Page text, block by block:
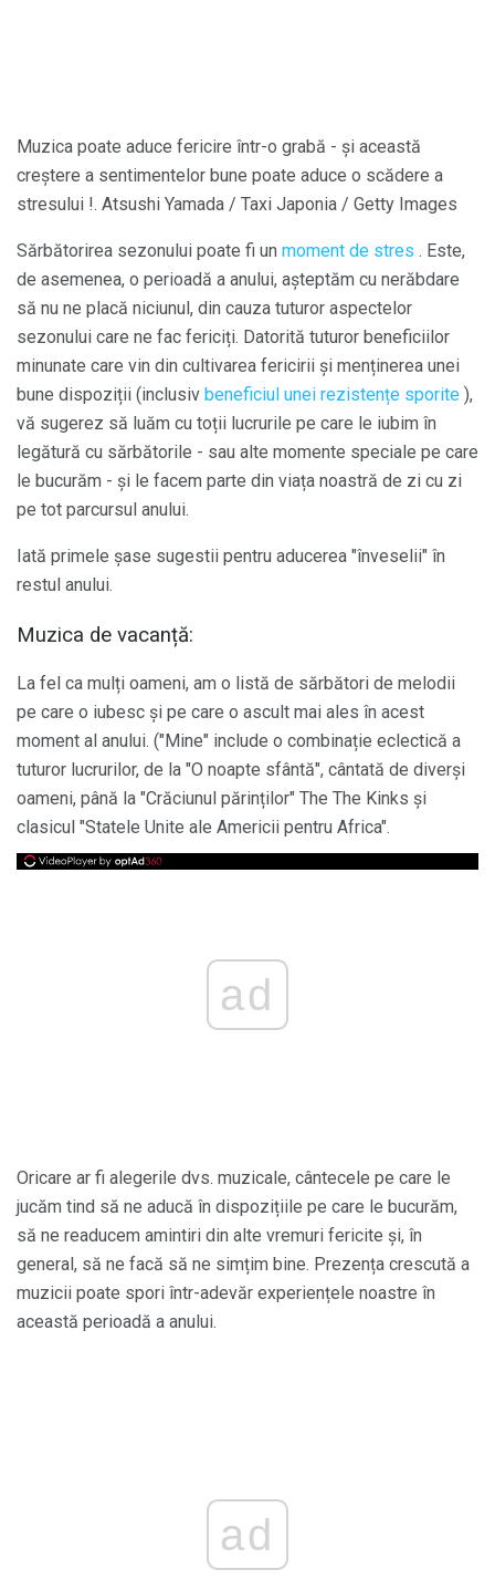
Muzica poate aduce fericire într-o grabă - și această
creștere a sentimentelor bune poate aduce o scădere a
stresului !. Atsushi Yamada / Taxi Japonia / Getty Images
Sărbătorirea sezonului poate fi un moment de stres . Este,
de asemenea, o perioadă a anului, așteptăm cu nerăbdare
să nu ne placă niciunul, din cauza tuturor aspectelor
sezonului care ne fac fericiți. Datorită tuturor beneficiilor
minunate care vin din cultivarea fericirii și menținerea unei
bune dispoziții (inclusiv beneficiul unei rezistențe sporite ),
vă sugerez să luăm cu toții lucrurile pe care le iubim în
legătură cu sărbătorile - sau alte momente speciale pe care
le bucurăm - și le facem parte din viața noastră de zi cu zi
pe tot parcursul anului.
Iată primele șase sugestii pentru aducerea "înveselii" în
restul anului.
Muzica de vacanță:
La fel ca mulți oameni, am o listă de sărbători de melodii
pe care o iubesc și pe care o ascult mai ales în acest
moment al anului. ("Mine" include o combinație eclectică a
tuturor lucrurilor, de la "O noapte sfântă", cântată de diverși
oameni, până la "Crăciunul părinților" The The Kinks și
clasicul "Statele Unite ale Americii pentru Africa".
ad
Oricare ar fi alegerile dvs. muzicale, cântecele pe care le
jucăm tind să ne aducă în dispozițiile pe care le bucurăm,
să ne readucem amintiri din alte vremuri fericite și, în
general, să ne facă să ne simțim bine. Prezența crescută a
muzicii poate spori într-adevăr experiențele noastre în
această perioadă a anului.
ad